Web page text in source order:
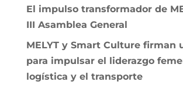
El impulso transformador de
III Asamblea General
MELYT y Smart Culture firman
para impulsar el liderazgo
logística y el transporte